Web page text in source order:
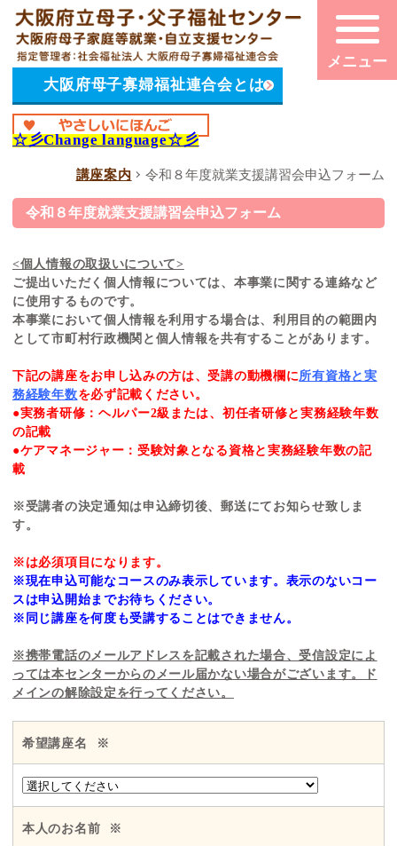
大阪府母子寡婦福祉連合会とは
☆彡Change language☆彡
講座案内 令和８年度就業支援講習会申込フォーム
令和８年度就業支援講習会申込フォーム
<個人情報の取扱いについて>
ご提出いただく個人情報については、本事業に関する連絡など
に使用するものです。
本事業において個人情報を利用する場合は、利用目的の範囲内
として市町村行政機関と個人情報を共有することがあります。
下記の講座をお申し込みの方は、受講の動機欄に所有資格と実
務経験年数を必ず記載ください。
●実務者研修：ヘルパー2級または、初任者研修と実務経験年数
の記載
●ケアマネージャー：受験対象となる資格と実務経験年数の記
載
※受講者の決定通知は申込締切後、郵送にてお知らせ致しま
す。
※は必須項目になります。
※現在申込可能なコースのみ表示しています。表示のないコー
スは申込開始までお待ちください。
※同じ講座を何度も受講することはできません。
※携帯電話のメールアドレスを記載された場合、受信設定によ
っては本センターからのメール届かない場合がございます。ド
メインの解除設定を行ってください。
希望講座名 ※
本人のお名前 ※